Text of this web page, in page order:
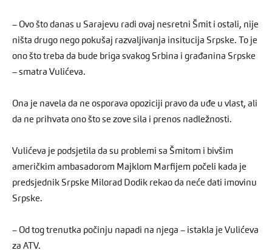
– Ovo što danas u Sarajevu radi ovaj nesretni Šmit i ostali, nije
ništa drugo nego pokušaj razvaljivanja insitucija Srpske. To je
ono što treba da bude briga svakog Srbina i građanina Srpske
– smatra Vulićeva.
Ona je navela da ne osporava opoziciji pravo da uđe u vlast, ali
da ne prihvata ono što se zove sila i prenos nadležnosti.
Vulićeva je podsjetila da su problemi sa Šmitom i bivšim
američkim ambasadorom Majklom Marfijem počeli kada je
predsjednik Srpske Milorad Dodik rekao da neće dati imovinu
Srpske.
– Od tog trenutka počinju napadi na njega – istakla je Vulićeva
za ATV.